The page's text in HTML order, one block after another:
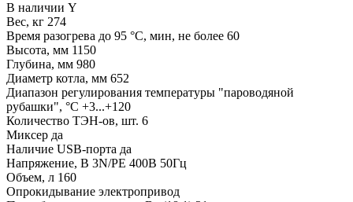
В наличии Y
Вес, кг 274
Время разогрева до 95 °C, мин, не более 60
Высота, мм 1150
Глубина, мм 980
Диаметр котла, мм 652
Диапазон регулирования температуры "пароводяной
рубашки", °C +3...+120
Количество ТЭН-ов, шт. 6
Миксер да
Наличие USB-порта да
Напряжение, В 3N/PE 400В 50Гц
Объем, л 160
Опрокидывание электропривод